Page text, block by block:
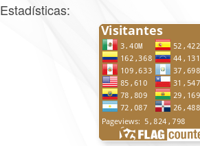
Estadísticas: